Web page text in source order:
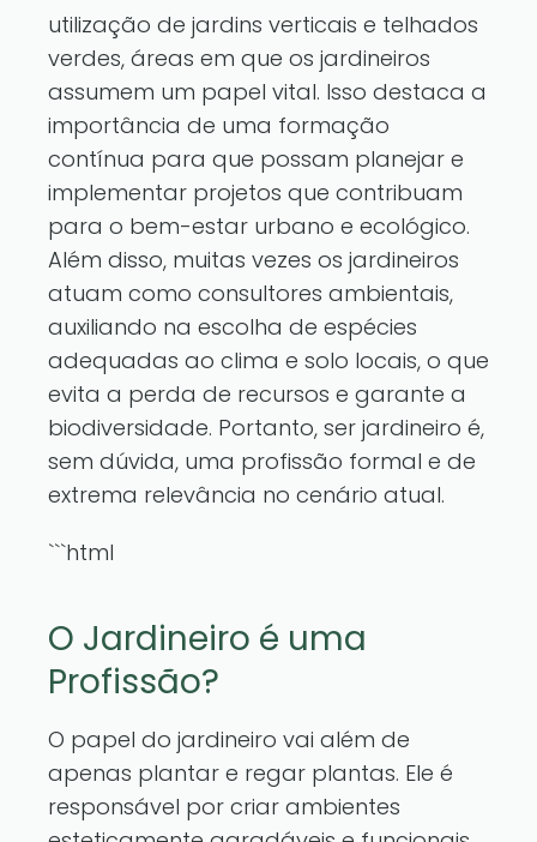
utilização de jardins verticais e telhados
verdes, áreas em que os jardineiros
assumem um papel vital. Isso destaca a
importância de uma formação
contínua para que possam planejar e
implementar projetos que contribuam
para o bem-estar urbano e ecológico.
Além disso, muitas vezes os jardineiros
atuam como consultores ambientais,
auxiliando na escolha de espécies
adequadas ao clima e solo locais, o que
evita a perda de recursos e garante a
biodiversidade. Portanto, ser jardineiro é,
sem dúvida, uma profissão formal e de
extrema relevância no cenário atual.
```html
O Jardineiro é uma
Profissão?
O papel do jardineiro vai além de
apenas plantar e regar plantas. Ele é
responsável por criar ambientes